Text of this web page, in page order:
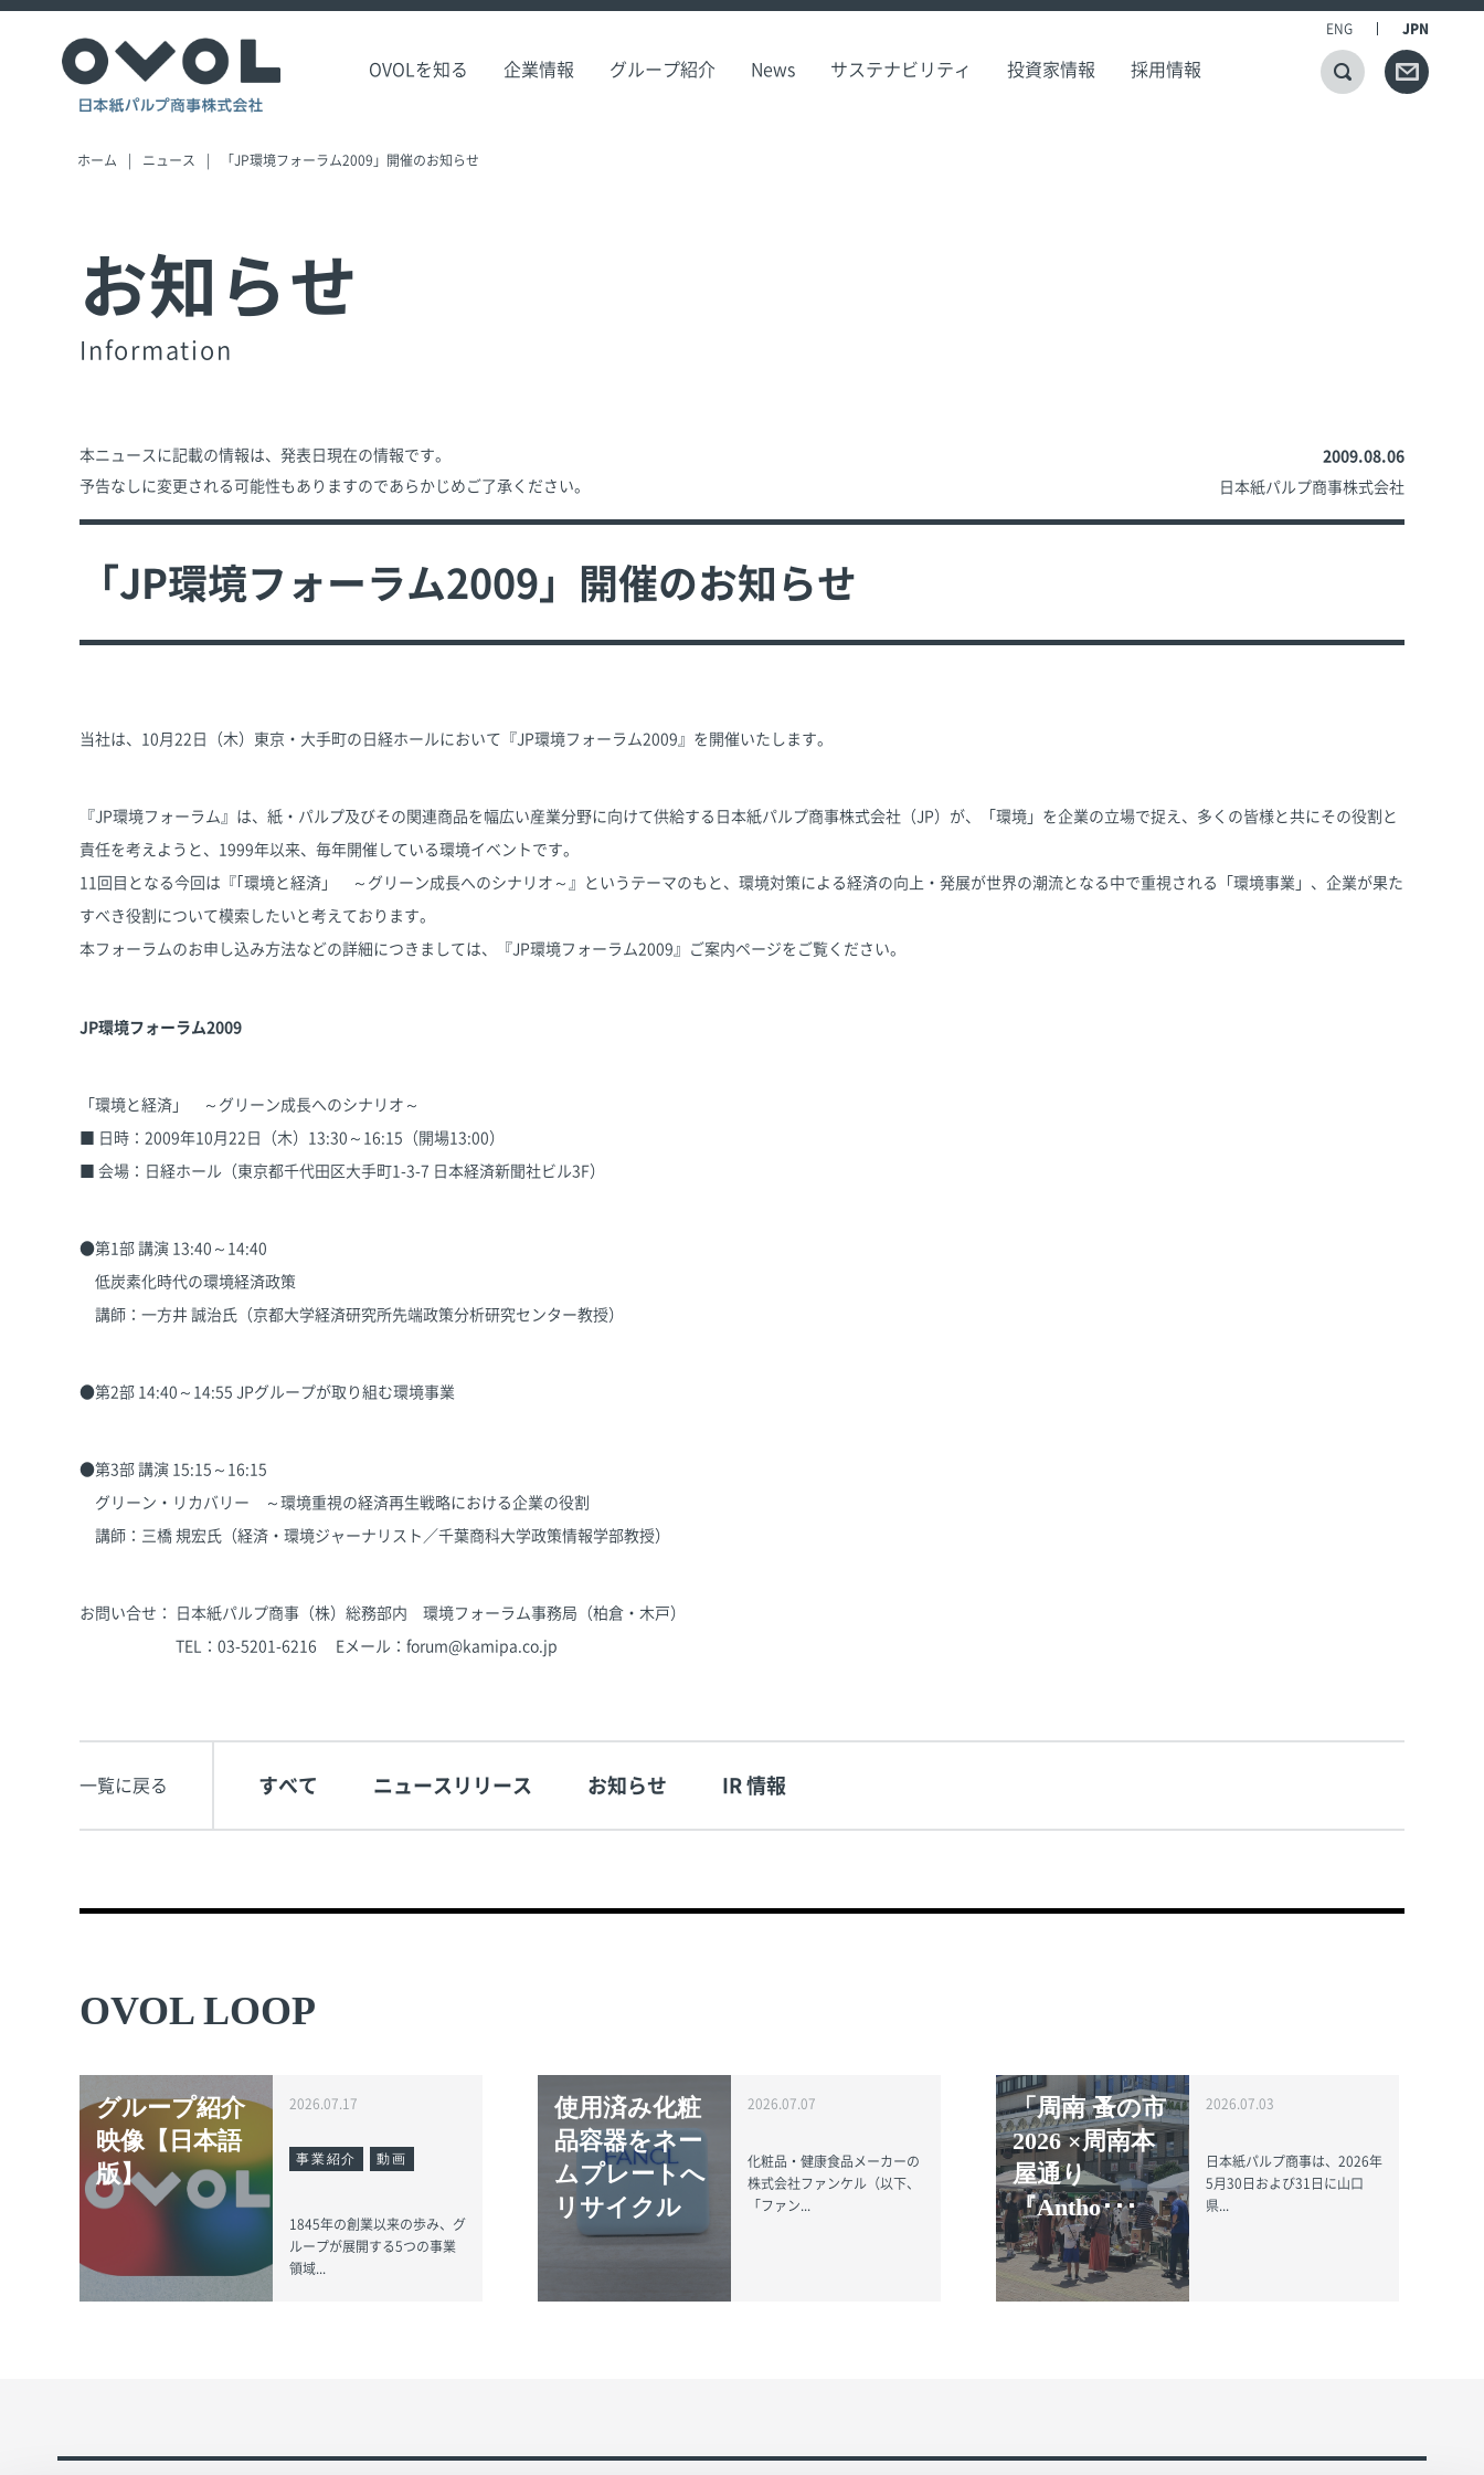
OVOLを知る 企業情報 グループ紹介 News サステナビリティ 投資家情報 採用情報
ENG JPN
ホーム ニュース 「JP環境フォーラム2009」開催のお知らせ
お知らせ
Information
本ニュースに記載の情報は、発表日現在の情報です。
予告なしに変更される可能性もありますのであらかじめご了承ください。
2009.08.06
日本紙パルプ商事株式会社
「JP環境フォーラム2009」開催のお知らせ
当社は、10月22日（木）東京・大手町の日経ホールにおいて『JP環境フォーラム2009』を開催いたします。
『JP環境フォーラム』は、紙・パルプ及びその関連商品を幅広い産業分野に向けて供給する日本紙パルプ商事株式会社（JP）が、「環境」を企業の立場で捉え、多くの皆様と共にその役割と
責任を考えようと、1999年以来、毎年開催している環境イベントです。
11回目となる今回は『｢環境と経済」 ～グリーン成長へのシナリオ～』というテーマのもと、環境対策による経済の向上・発展が世界の潮流となる中で重視される「環境事業」、企業が果た
すべき役割について模索したいと考えております。
本フォーラムのお申し込み方法などの詳細につきましては、『JP環境フォーラム2009』ご案内ページをご覧ください。
JP環境フォーラム2009
「環境と経済」 ～グリーン成長へのシナリオ～
■ 日時：2009年10月22日（木）13:30～16:15（開場13:00）
■ 会場：日経ホール（東京都千代田区大手町1-3-7 日本経済新聞社ビル3F）
●第1部 講演 13:40～14:40
低炭素化時代の環境経済政策
講師：一方井 誠治氏（京都大学経済研究所先端政策分析研究センター教授）
●第2部 14:40～14:55 JPグループが取り組む環境事業
●第3部 講演 15:15～16:15
グリーン・リカバリー ～環境重視の経済再生戦略における企業の役割
講師：三橋 規宏氏（経済・環境ジャーナリスト／千葉商科大学政策情報学部教授）
お問い合せ： 日本紙パルプ商事（株）総務部内 環境フォーラム事務局（柏倉・木戸）
TEL：03-5201-6216 Eメール：forum@kamipa.co.jp
一覧に戻る すべて ニュースリリース お知らせ IR 情報
OVOL LOOP
グループ紹介
映像【日本語
版】
2026.07.17
事業紹介 動画
1845年の創業以来の歩み、グ
ループが展開する5つの事業
領域...
使用済み化粧
品容器をネー
ムプレートへ
リサイクル
2026.07.07
化粧品・健康食品メーカーの
株式会社ファンケル（以下、
「ファン...
「周南 蚤の市
2026 ×周南本
屋通り
『Antho･･･
2026.07.03
日本紙パルプ商事は、2026年
5月30日および31日に山口
県...